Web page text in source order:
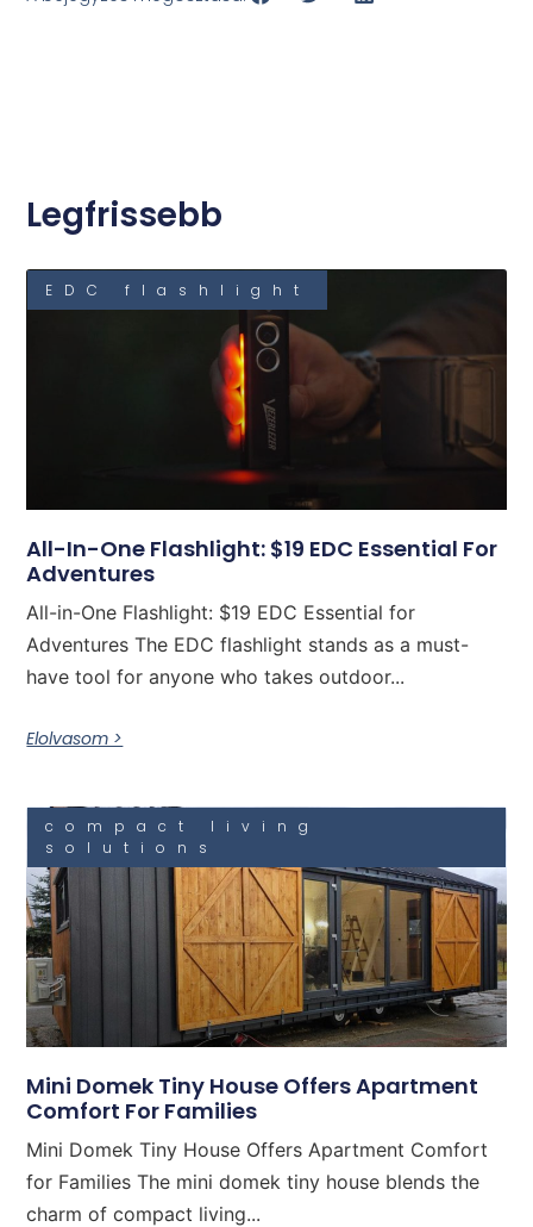
Legfrissebb
EDC flashlight
All-In-One Flashlight: $19 EDC Essential For
Adventures
All-in-One Flashlight: $19 EDC Essential for
Adventures The EDC flashlight stands as a must-
have tool for anyone who takes outdoor...
Elolvasom >
compact living
solutions
Mini Domek Tiny House Offers Apartment
Comfort For Families
Mini Domek Tiny House Offers Apartment Comfort
for Families The mini domek tiny house blends the
charm of compact living...